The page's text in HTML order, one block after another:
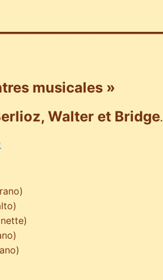
musicales »
Walter et Bridge.